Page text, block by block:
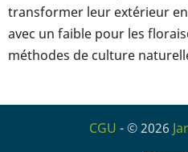
transformer leur extérieur
avec un faible pour les
méthodes de culture
CGU - © 2026